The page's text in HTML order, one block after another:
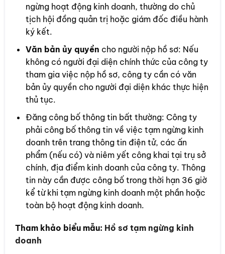
ngừng hoạt động kinh doanh, thường do chủ
tịch hội đồng quản trị hoặc giám đốc điều hành
ký kết.
Văn bản ủy quyền cho người nộp hồ sơ: Nếu
không có người đại diện chính thức của công ty
tham gia việc nộp hồ sơ, công ty cần có văn
bản ủy quyền cho người đại diện khác thực hiện
thủ tục.
Đăng công bố thông tin bất thường: Công ty
phải công bố thông tin về việc tạm ngừng kinh
doanh trên trang thông tin điện tử, các ấn
phẩm (nếu có) và niêm yết công khai tại trụ sở
chính, địa điểm kinh doanh của công ty. Thông
tin này cần được công bố trong thời hạn 36 giờ
kể từ khi tạm ngừng kinh doanh một phần hoặc
toàn bộ hoạt động kinh doanh.
Tham khảo biểu mẫu: Hồ sơ tạm ngừng kinh
doanh